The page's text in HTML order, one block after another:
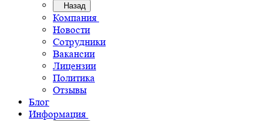
Назад
Компания
Новости
Сотрудники
Вакансии
Лицензии
Политика
Отзывы
Блог
Информация